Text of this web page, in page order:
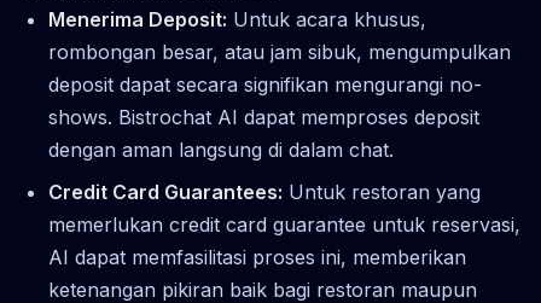
Menerima Deposit: Untuk acara khusus,
rombongan besar, atau jam sibuk, mengumpulkan
deposit dapat secara signifikan mengurangi no-
shows. Bistrochat AI dapat memproses deposit
dengan aman langsung di dalam chat.
Credit Card Guarantees: Untuk restoran yang
memerlukan credit card guarantee untuk reservasi,
AI dapat memfasilitasi proses ini, memberikan
ketenangan pikiran baik bagi restoran maupun